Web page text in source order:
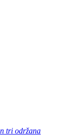
tri održana